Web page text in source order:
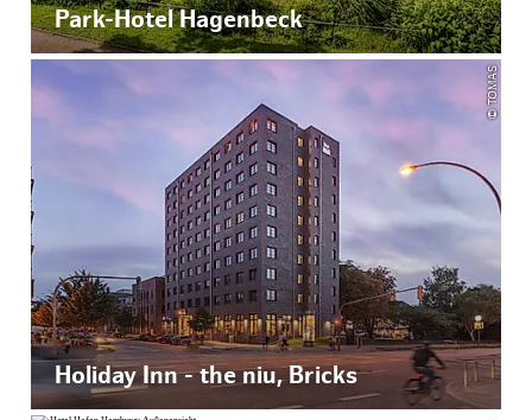
Park-Hotel Hagenbeck
© TOMAS
Holiday Inn - the niu, Bricks